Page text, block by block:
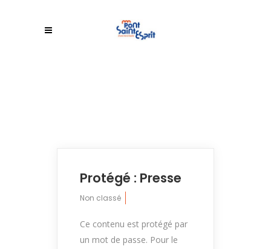
Protégé : Presse
Non classé
Ce contenu est protégé par
un mot de passe. Pour le